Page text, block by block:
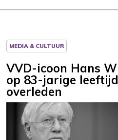
MEDIA & CULTUUR
VVD-icoon Hans
op 83-jarige leeftijd
overleden